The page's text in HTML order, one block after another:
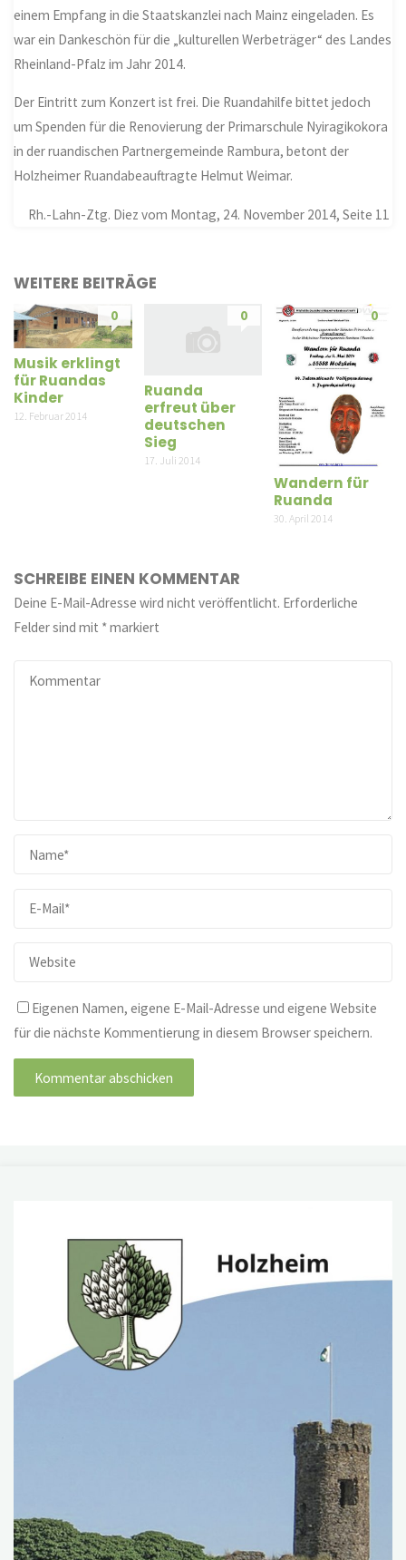
einem Empfang in die Staatskanzlei nach Mainz eingeladen. Es
war ein Dankeschön für die „kulturellen Werbeträger“ des Landes
Rheinland-Pfalz im Jahr 2014.
Der Eintritt zum Konzert ist frei. Die Ruandahilfe bittet jedoch
um Spenden für die Renovierung der Primarschule Nyiragikokora
in der ruandischen Partnergemeinde Rambura, betont der
Holzheimer Ruandabeauftragte Helmut Weimar.
Rh.-Lahn-Ztg. Diez vom Montag, 24. November 2014, Seite 11
WEITERE BEITRÄGE
0
Musik erklingt
für Ruandas
Kinder
12. Februar 2014
0
Ruanda
erfreut über
deutschen
Sieg
17. Juli 2014
0
Wandern für
Ruanda
30. April 2014
SCHREIBE EINEN KOMMENTAR
Deine E-Mail-Adresse wird nicht veröffentlicht. Erforderliche
Felder sind mit *markiert
Eigenen Namen, eigene E-Mail-Adresse und eigene Website
für die nächste Kommentierung in diesem Browser speichern.